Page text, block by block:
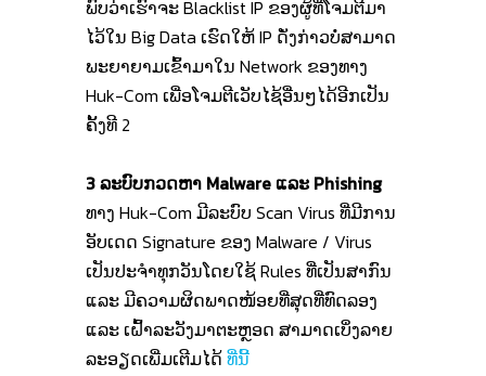
ພົບວ່າເຮົາຈະ Blacklist IP ຂອງຜູ້ທີ່ໂຈມຕີມາ
ໄວ້ໃນ Big Data ເຮົດໃຫ້ IP ດັ່ງກ່າວບໍ່ສາມາດ
ພະຍາຍາມເຂົ້າມາໃນ Network ຂອງທາງ
Huk-Com ເພື່ອໂຈມຕີເວັບໄຊ້ອື່ນໆໄດ້ອີກເປັນ
ຄັ້ງທີ 2
3 ລະບົບກວດຫາ Malware ແລະ Phishing
ທາງ Huk-Com ມີລະບົບ Scan Virus ທີ່ມີການ
ອັບເດດ Signature ຂອງ Malware / Virus
ເປັນປະຈໍາທຸກວັນໂດຍໃຊ້ Rules ທີ່ເປັນສາກົນ
ແລະ ມີຄວາມຜິດພາດໜ້ອຍທີ່ສຸດທີ່ທົດລອງ
ແລະ ເຝົ້າລະວັງມາຕະຫຼອດ ສາມາດເບິ່ງລາຍ
ລະອຽດເພີ່ມເຕີມໄດ້ທີ່ນີ້